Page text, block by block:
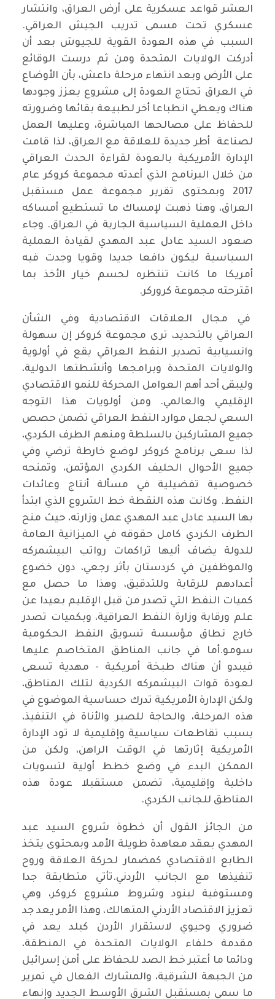
العشر قواعد عسكرية على أرض العراق، وانتشار
عسكري تحت مسمى تدريب الجيش العراقي.
السبب في هذه العودة القوية للجيوش بعد أن
أدركت الولايات المتحدة ومن ثم درست الوقائع
على الأرض وبعد انتهاء مرحلة داعش، بأن الأوضاع
في العراق تحتاج العودة إلى مشروع يعزز وجودها
هناك ويعطي انطباعا أخر لطبيعة بقائها وضرورته
للحفاظ على مصالحها المباشرة، وعليها العمل
لصناعة أطر جديدة للعلاقة مع العراق، لذا قامت
الإدارة الأمريكية بالعودة لقراءة الحدث العراقي
من خلال البرنامج الذي أعدته مجموعة كروكر عام
2017 وبمحتوى تقرير مجموعة عمل مستقبل
العراق، وهنا ذهبت لإمساك ما تستطيع أمساكه
داخل العملية السياسية الجارية في العراق. وجاء
صعود السيد عادل عبد المهدي لقيادة العملية
السياسية ليكون دافعا جديدا وقويا وجدت فيه
أمريكا ما كانت تنتظره لحسم خيار الأخذ بما
اقترحته مجموعة كروركر.
في مجال العلاقات الاقتصادية وفي الشأن
العراقي بالتحديد، ترى مجموعة كروكر إن سهولة
وانسيابية تصدير النفط العراقي يقع في أولوية
والولايات المتحدة وبرامجها وأنشطتها الدولية،
وليبقى أحد أهم العوامل المحركة للنمو الاقتصادي
الإقليمي والعالمي. ومن أولويات هذا التوجه
السعي لجعل موارد النفط العراقي تضمن حصص
جميع المشاركين بالسلطة ومنهم الطرف الكردي،
لذا سعى برنامج كروكر لوضع خارطة ترضي وفي
جميع الأحوال الحليف الكردي المؤتمن، وتمنحه
خصوصية تفضيلية في مسألة أنتاج وعائدات
النفط. وكانت هذه النقطة خط الشروع الذي ابتدأ
بها السيد عادل عبد المهدي عمل وزارته، حيث منح
الطرف الكردي كامل حقوقه في الميزانية العامة
للدولة يضاف أليها تراكمات رواتب البيشمركه
والموظفين في كردستان بأثر رجعي، دون خضوع
أعدادهم للرقابة وللتدقيق، وهذا ما حصل مع
كميات النفط التي تصدر من قبل الإقليم بعيدا عن
علم ورقابة وزارة النفط العراقية، وبكميات تصدر
خارج نطاق مؤسسة تسويق النفط الحكومية
سومو.أما في جانب المناطق المتخاصم عليها
فيبدو أن هناك طبخة أمريكية - مهدية تسعى
لعودة قوات البيشمركه الكردية لتلك المناطق،
ولكن الإدارة الأمريكية تدرك حساسية الموضوع في
هذه المرحلة، والحاجة للصبر والأناة في التنفيذ،
بسبب تقاطعات سياسية وإقليمية لا تود الإدارة
الأمريكية إثارتها في الوقت الراهن، ولكن من
الممكن البدء في وضع خطط أولية لتسويات
داخلية وإقليمية، تضمن مستقبلا عودة هذه
المناطق للجانب الكردي.
من الجائز القول أن خطوة شروع السيد عبد
المهدي بعقد معاهدة طويلة الأمد وبمحتوى يتخذ
الطابع الاقتصادي كمضمار لحركة العلاقة وروح
تنفيذها مع الجانب الأردني.تأتي متطابقة جدا
ومستوفية لبنود وشروط مشروع كروكر، وهي
تعزيز الاقتصاد الأردني المتهالك، وهذا الأمر يعد جد
ضروري وحيوي لاستقرار الأردن كبلد يعد في
مقدمة حلفاء الولايات المتحدة في المنطقة،
ودائما ما أعتبر خط الصد للحفاظ على أمن إسرائيل
من الجبهة الشرقية، والمشارك الفعال في تمرير
ما سمي بمستقبل الشرق الأوسط الجديد وإنهاء